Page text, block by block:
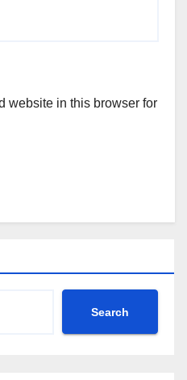
website in this browser for
Search